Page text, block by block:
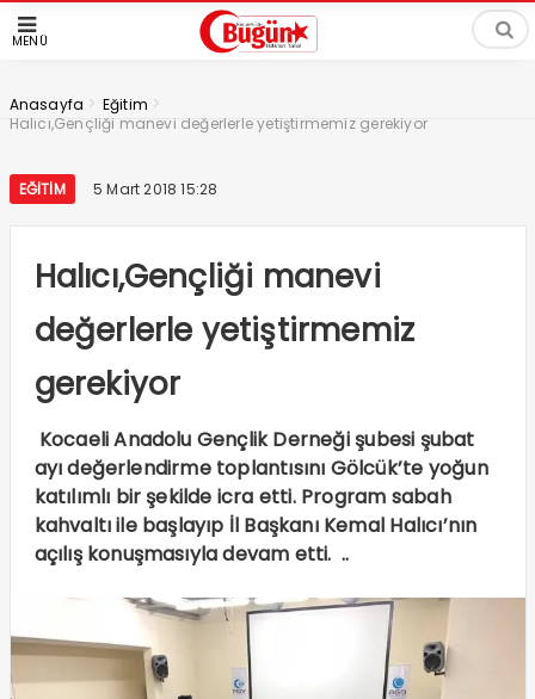
MENÜ
Anasayfa > Eğitim >
Halıcı,Gençliği manevi değerlerle yetiştirmemiz gerekiyor
EĞITIM 5 Mart 2018 15:28
Halıcı,Gençliği manevi
değerlerle yetiştirmemiz
gerekiyor
Kocaeli Anadolu Gençlik Derneği şubesi şubat
ayı değerlendirme toplantısını Gölcük’te yoğun
katılımlı bir şekilde icra etti. Program sabah
kahvaltı ile başlayıp İl Başkanı Kemal Halıcı’nın
açılış konuşmasıyla devam etti. ..